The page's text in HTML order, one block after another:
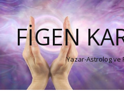
FIGEN
Yazar-Astrolog ve